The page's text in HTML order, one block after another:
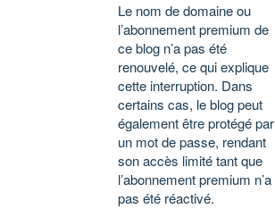
Le nom de domaine ou
l’abonnement premium de
ce blog n’a pas été
renouvelé, ce qui explique
cette interruption. Dans
certains cas, le blog peut
également être protégé par
un mot de passe, rendant
son accès limité tant que
l’abonnement premium n’a
pas été réactivé.